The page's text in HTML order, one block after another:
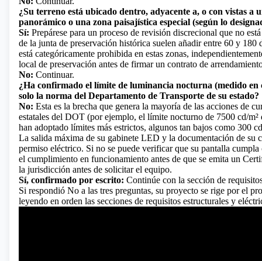
¿Su terreno está ubicado dentro, adyacente a, o con vistas
panorámico o una zona paisajística especial (según lo
Sí: Prepárese para un proceso de revisión discrecional que no
de la junta de preservación histórica suelen añadir entre 60 y
está categóricamente prohibida en estas zonas,
local de preservación antes de firmar un contrato de
No: Continuar.
¿Ha confirmado el límite de luminancia nocturna (medido
solo la norma del Departamento de Transporte de su estado?
No: Esta es la brecha que genera la mayoría de las acciones de
estatales del DOT (por ejemplo, el límite nocturno de 7500 cd/
han adoptado límites más estrictos, algunos tan bajos como 300
La salida máxima de su gabinete LED y la documentación de su
permiso eléctrico. Si no se puede verificar que su pantalla
el cumplimiento en funcionamiento antes de que se emita un
la jurisdicción antes de solicitar el equipo.
Sí, confirmado por escrito: Continúe con la sección de
Si respondió No a las tres preguntas, su proyecto se rige por el
leyendo en orden las secciones de requisitos estructurales y